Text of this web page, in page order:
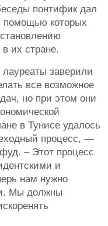
понтифик дал
помощью которых
их стране.
заверили
все возможное
но при этом они
в Тунисе удалось
процесс, —
– Этот процесс
и
нам нужно
Мы должны